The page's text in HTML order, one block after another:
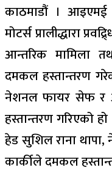
काठमाडौं ।
मोटर्स प्रालीद्धारा
आन्तरिक मामिला
दमकल हस्तान्तरण
नेशनल फायर सेफ र
हस्तान्तरण गरिएको
हेड सुशिल राना
कार्कीले दमकल